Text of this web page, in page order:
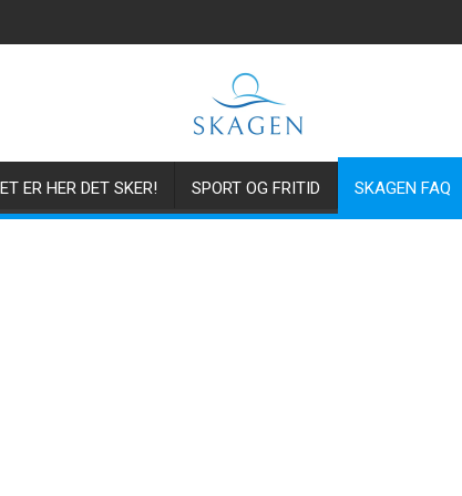
ER HER DET SKER! SPORT OG FRITID SKAGEN FAQ